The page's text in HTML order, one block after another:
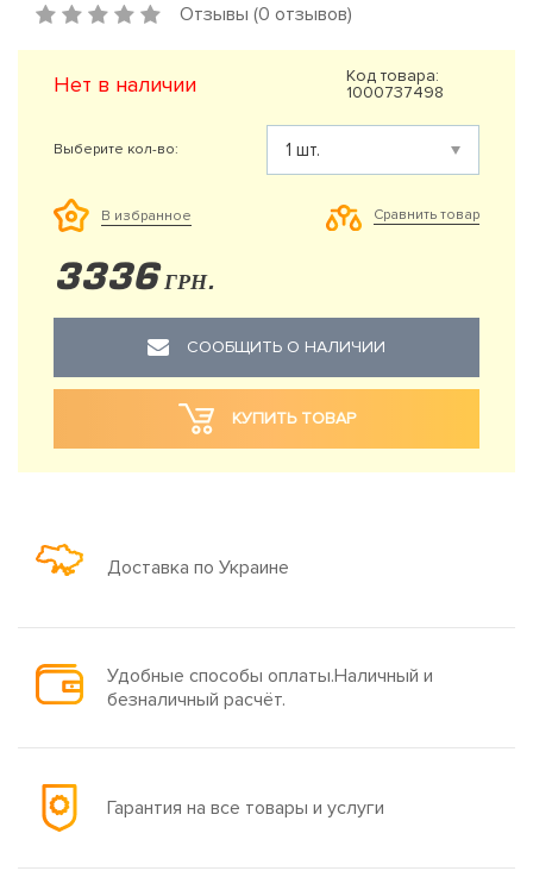
Отзывы (0 отзывов)
Нет в наличии
Код товара:
1000737498
Выберите кол-во:
В избранное Сравнить товар
3336 ГРН.
СООБЩИТЬ О НАЛИЧИИ
КУПИТЬ ТОВАР
Доставка по Украине
Удобные способы оплаты.Наличный и
безналичный расчёт.
Гарантия на все товары и услуги